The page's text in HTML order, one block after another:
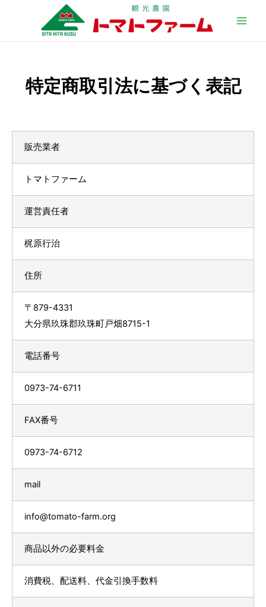
特定商取引法に基づく表記
販売業者
トマトファーム
運営責任者
梶原行治
住所
〒879-4331
大分県玖珠郡玖珠町戸畑8715-1
電話番号
0973-74-6711
FAX番号
0973-74-6712
mail
info@tomato-farm.org
商品以外の必要料金
消費税、配送料、代金引換手数料